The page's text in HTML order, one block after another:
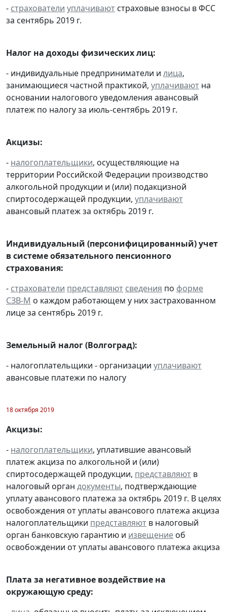
- страхователи уплачивают страховые взносы в ФСС
за сентябрь 2019 г.
Налог на доходы физических лиц:
- индивидуальные предприниматели и лица,
занимающиеся частной практикой, уплачивают на
основании налогового уведомления авансовый
платеж по налогу за июль-сентябрь 2019 г.
Акцизы:
- налогоплательщики, осуществляющие на
территории Российской Федерации производство
алкогольной продукции и (или) подакцизной
спиртосодержащей продукции, уплачивают
авансовый платеж за октябрь 2019 г.
Индивидуальный (персонифицированный) учет
в системе обязательного пенсионного
страхования:
- страхователи представляют сведения по форме
СЗВ-М о каждом работающем у них застрахованном
лице за сентябрь 2019 г.
Земельный налог (Волгоград):
- налогоплательщики - организации уплачивают
авансовые платежи по налогу
18 октября 2019
Акцизы:
- налогоплательщики, уплатившие авансовый
платеж акциза по алкогольной и (или)
спиртосодержащей продукции, представляют в
налоговый орган документы, подтверждающие
уплату авансового платежа за октябрь 2019 г. В целях
освобождения от уплаты авансового платежа акциза
налогоплательщики представляют в налоговый
орган банковскую гарантию и извещение об
освобождении от уплаты авансового платежа акциза
Плата за негативное воздействие на
окружающую среду: